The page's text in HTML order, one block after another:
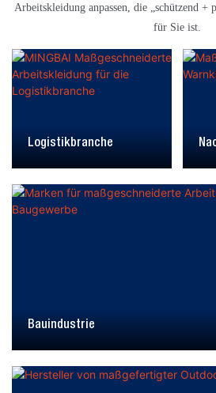
Arbeitskleidung anpassen, die „schützend +
für Sie ist.
Logistikbranche
Bauindustrie